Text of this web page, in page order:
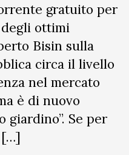
gratuito per
ottimi
Bisin sulla
circa il livello
nel mercato
è di nuovo
giardino”. Se per
[…]